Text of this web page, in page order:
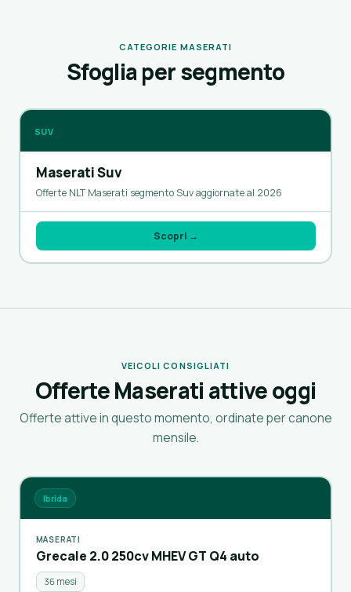
CATEGORIE MASERATI
Sfoglia per segmento
SUV
Maserati Suv
Offerte NLT Maserati segmento Suv aggiornate al 2026
Scopri →
VEICOLI CONSIGLIATI
Offerte Maserati attive oggi
Offerte attive in questo momento, ordinate per canone
mensile.
Ibrida
MASERATI
Grecale 2.0 250cv MHEV GT Q4 auto
36 mesi